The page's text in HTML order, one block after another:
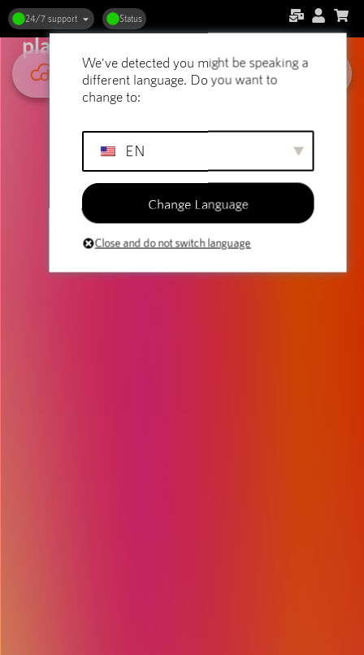
24/7 support Status
Webhosting og podcast-
platforme: Vælg den rigtige plads
We've detected you might be speaking a
different language. Do you want to
change to:
EN
Change Language
Close and do not switch language